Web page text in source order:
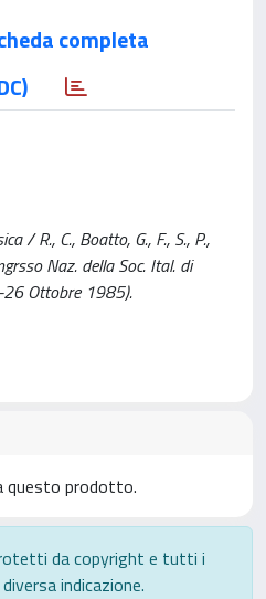
completa
/ R., C., Boatto, G., F., S., P.,
Naz. della Soc. Ital. di
26 Ottobre 1985).
questo prodotto.
da copyright e tutti i
indicazione.